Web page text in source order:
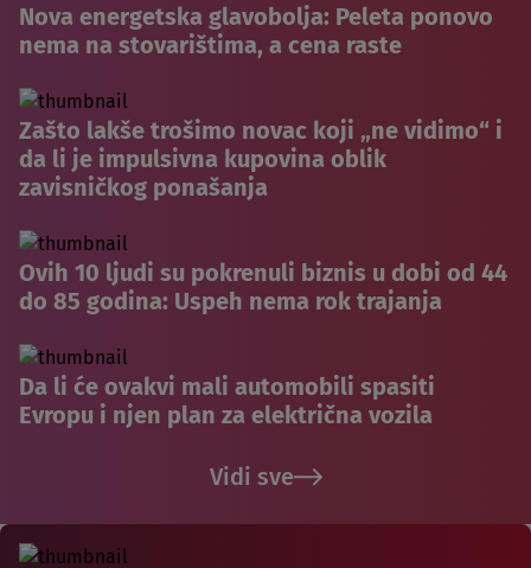
Nova energetska glavobolja: Peleta ponovo
nema na stovarištima, a cena raste
Zašto lakše trošimo novac koji „ne vidimo“ i
da li je impulsivna kupovina oblik
zavisničkog ponašanja
Ovih 10 ljudi su pokrenuli biznis u dobi od 44
do 85 godina: Uspeh nema rok trajanja
Da li će ovakvi mali automobili spasiti
Evropu i njen plan za električna vozila
Vidi sve